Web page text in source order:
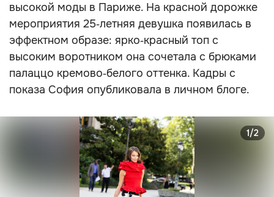
высокой моды в Париже. На красной дорожке
мероприятия 25‑летняя девушка появилась в
эффектном образе: ярко‑красный топ с
высоким воротником она сочетала с брюками
палаццо кремово‑белого оттенка. Кадры с
показа София опубликовала в личном блоге.
1/2